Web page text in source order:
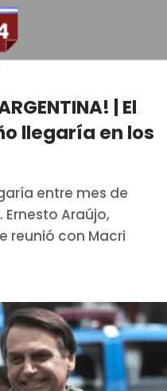
| El
llegaría en los
entre mes de
Araújo,
reunió con Macri